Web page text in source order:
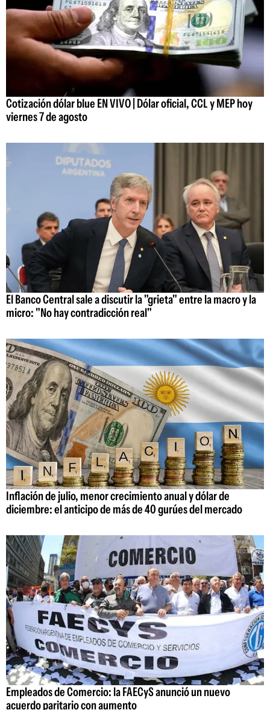
Cotización dólar blue EN VIVO | Dólar oficial, CCL y MEP hoy
viernes 7 de agosto
El Banco Central sale a discutir la "grieta" entre la macro y la
micro: "No hay contradicción real"
Inflación de julio, menor crecimiento anual y dólar de
diciembre: el anticipo de más de 40 gurúes del mercado
Empleados de Comercio: la FAECyS anunció un nuevo
acuerdo paritario con aumento